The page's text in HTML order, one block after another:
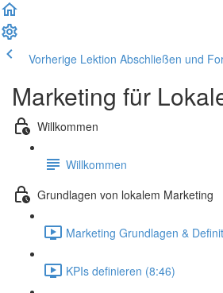
Vorherige Lektion Abschließen und
Marketing für
Willkommen
Willkommen
Grundlagen von lokalem Marketing
Marketing Grundlagen &
KPIs definieren (8:46)